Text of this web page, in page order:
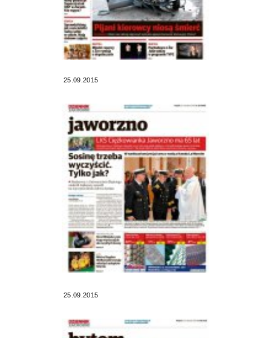
25.09.2015
25.09.2015